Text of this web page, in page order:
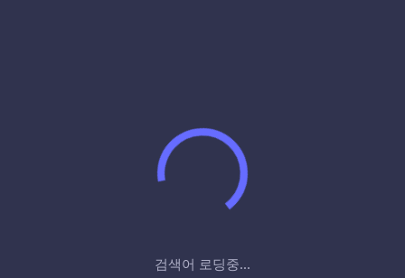
검색어 로딩중...